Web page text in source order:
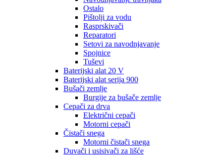
Ostalo
Pištolji za vodu
Rasprskivači
Reparatori
Setovi za navodnjavanje
Spojnice
Tuševi
Baterijski alat 20 V
Baterijski alat serija 900
Bušači zemlje
Burgije za bušače zemlje
Cepači za drva
Električni cepači
Motorni cepači
Čistači snega
Motorni čistači snega
Duvači i usisivači za lišće